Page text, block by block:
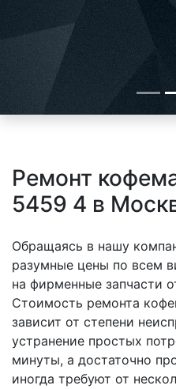
Ремонт
5459 4 в
Обращаясь в нашу
разумные цены по всем
на фирменные запчасти
Стоимость ремонта
зависит от степени
устранение простых
минуты, а достаточно
иногда требуют от